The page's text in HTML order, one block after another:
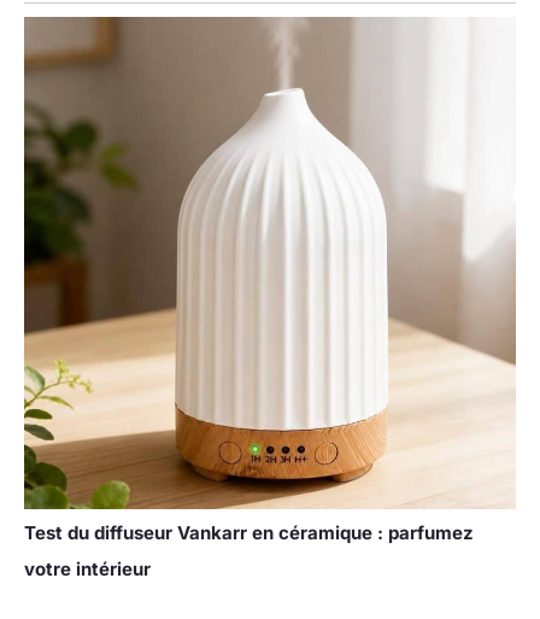
Test du diffuseur Vankarr en céramique : parfumez
votre intérieur